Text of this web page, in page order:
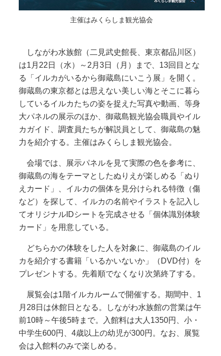
主催はみくらしま観光協会
しながわ水族館（二見武史館長、東京都品川区）
は1月22日（水）～2月3日（月）まで、13回目とな
る「イルカがいるから御蔵島にいこう展」を開く。
御蔵島の東京都とは思えない美しい海とそこに暮ら
しているイルカたちの姿を捉えた写真や動画、等身
大パネルの展示のほか、御蔵島観光協会職員やイル
カガイド、調査員たちが解説員として、御蔵島の魅
力を紹介する。主催はみくらしま観光協会。
会場では、展示パネルを見て実際の色を参考に、
御蔵島の海をテーマとしたぬりえが楽しめる「ぬり
えカード」、イルカの個体を見分けられる特徴（傷
など）を探して、イルカの名前やイラストを記入し
てオリジナルIDシートを完成させる「個体識別体験
カード」を用意している。
どちらかの体験をした人を対象に、御蔵島のイル
カを紹介する書籍「いるかいないか」（DVD付）を
プレゼントする。先着順でなくなり次第終了する。
展覧会は1階イルカルームで開催する。期間中、1
月28日は休館日となる。しながわ水族館の営業は午
前10時～午後5時まで。入館料は大人1350円、小・
中学生600円、4歳以上の幼児が300円。なお、展覧
会は入館料のみで楽しめる。